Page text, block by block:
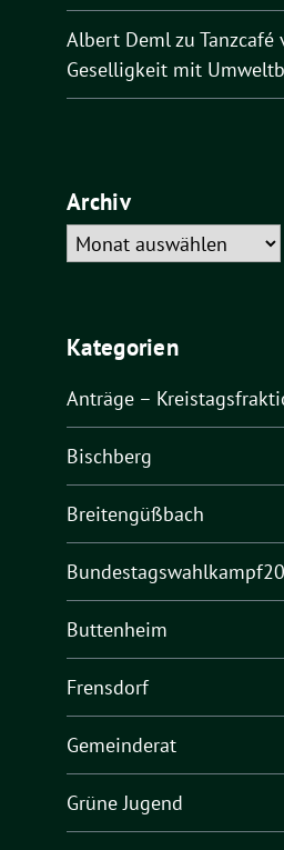
Albert Demlzu Tanzcafé
Geselligkeit mit
Archiv
Archiv
Kategorien
Anträge –
Bischberg
Breitengüßbach
Buttenheim
Frensdorf
Gemeinderat
Grüne Jugend